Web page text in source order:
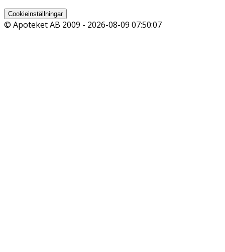
Cookieinställningar
© Apoteket AB 2009 - 2026-08-09 07:50:07